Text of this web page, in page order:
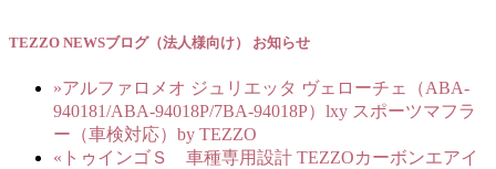
TEZZO NEWSブログ（法人様向け） お知らせ
»アルファロメオ ジュリエッタ ヴェローチェ（ABA-
940181/ABA-94018P/7BA-94018P）lxy スポーツマフラ
ー（車検対応）by TEZZO
« トゥインゴＳ 車種専用設計 TEZZOカーボンエアイ